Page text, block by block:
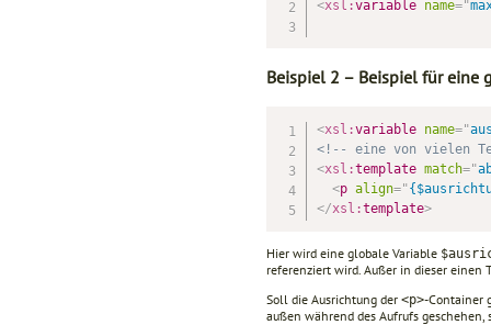
<xsl:variable name="
Beispiel 2 – Beispiel für eine
<xsl:variable name="
<!-- eine von vielen
<xsl:template match="
<p align="
</xsl:template>
Hier wird eine globale Variable
referenziert wird. Außer in dieser einen
Soll die Ausrichtung der <p>-Container
außen während des Aufrufs